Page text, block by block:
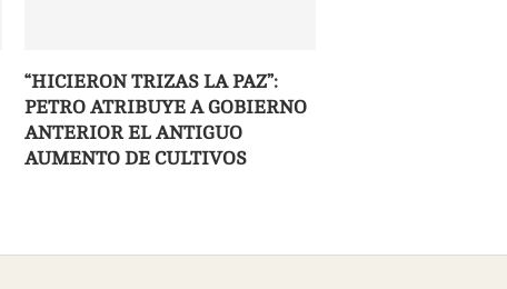
“HICIERON TRIZAS LA PAZ”:
PETRO ATRIBUYE A GOBIERNO
ANTERIOR EL ANTIGUO
AUMENTO DE CULTIVOS